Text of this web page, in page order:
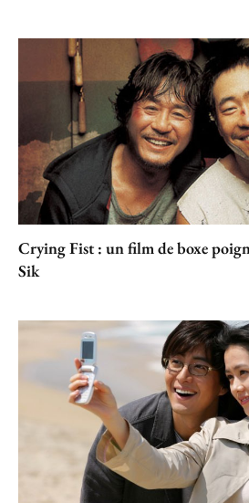
Crying Fist : un film de boxe
Sik